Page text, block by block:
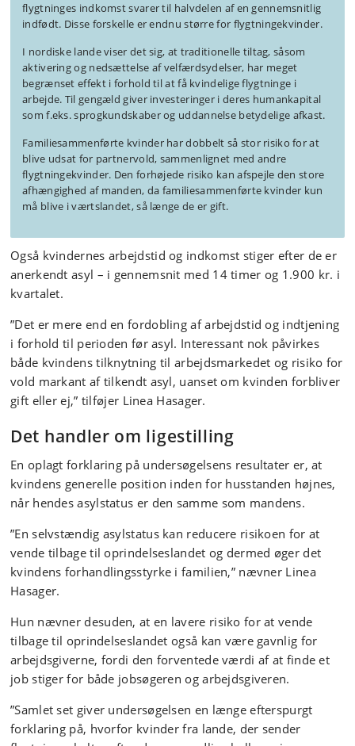
flygtninges indkomst svarer til halvdelen af en gennemsnitlig
indfødt. Disse forskelle er endnu større for flygtningekvinder.
I nordiske lande viser det sig, at traditionelle tiltag, såsom
aktivering og nedsættelse af velfærdsydelser, har meget
begrænset effekt i forhold til at få kvindelige flygtninge i
arbejde. Til gengæld giver investeringer i deres humankapital
som f.eks. sprogkundskaber og uddannelse betydelige afkast.
Familiesammenførte kvinder har dobbelt så stor risiko for at
blive udsat for partnervold, sammenlignet med andre
flygtningekvinder. Den forhøjede risiko kan afspejle den store
afhængighed af manden, da familiesammenførte kvinder kun
må blive i værtslandet, så længe de er gift.
Også kvindernes arbejdstid og indkomst stiger efter de er
anerkendt asyl – i gennemsnit med 14 timer og 1.900 kr. i
kvartalet.
”Det er mere end en fordobling af arbejdstid og indtjening
i forhold til perioden før asyl. Interessant nok påvirkes
både kvindens tilknytning til arbejdsmarkedet og risiko for
vold markant af tilkendt asyl, uanset om kvinden forbliver
gift eller ej,” tilføjer Linea Hasager.
Det handler om ligestilling
En oplagt forklaring på undersøgelsens resultater er, at
kvindens generelle position inden for husstanden højnes,
når hendes asylstatus er den samme som mandens.
”En selvstændig asylstatus kan reducere risikoen for at
vende tilbage til oprindelseslandet og dermed øger det
kvindens forhandlingsstyrke i familien,” nævner Linea
Hasager.
Hun nævner desuden, at en lavere risiko for at vende
tilbage til oprindelseslandet også kan være gavnlig for
arbejdsgiverne, fordi den forventede værdi af at finde et
job stiger for både jobsøgeren og arbejdsgiveren.
”Samlet set giver undersøgelsen en længe efterspurgt
forklaring på, hvorfor kvinder fra lande, der sender